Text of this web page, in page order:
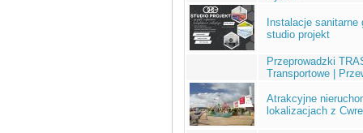
Instalacje
studio projekt
Przeprowadzki
Transportowe |
Atrakcyjne
lokalizacjach z